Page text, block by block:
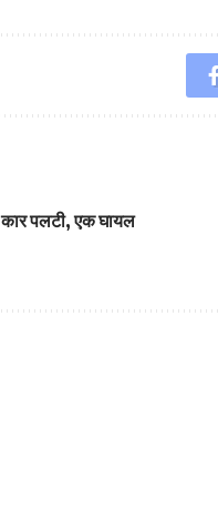
पलटी, एक घायल